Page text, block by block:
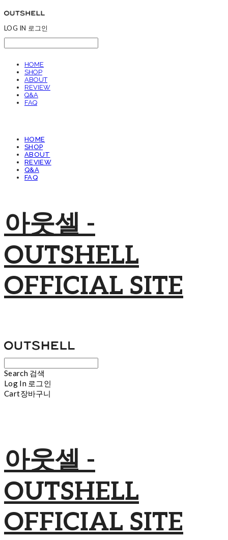
LOG IN 로그인
HOME
SHOP
ABOUT
REVIEW
Q&A
FAQ
HOME
SHOP
ABOUT
REVIEW
Q&A
FAQ
아웃셀 -
OUTSHELL
OFFICIAL SITE
Search 검색
Log In 로그인
Cart장바구니
아웃셀 -
OUTSHELL
OFFICIAL SITE